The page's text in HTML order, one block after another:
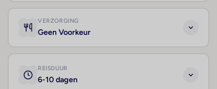
VERZORGING
Geen Voorkeur
REISDUUR
6-10 dagen